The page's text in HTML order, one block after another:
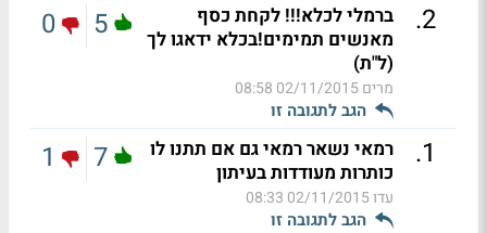
2
.
ברמלי לכלא!!! לקחת כסף
מאנשים תמימים!בכלא ידאגו לך
(ל"ת)
מרים02/11/2015 08:58
הגב לתגובה זו
5
0
1
.
רמאי נשאר רמאי גם אם תתנו לו
כותרות מעודדות בעיתון
עדו02/11/2015 08:33
הגב לתגובה זו
7
1